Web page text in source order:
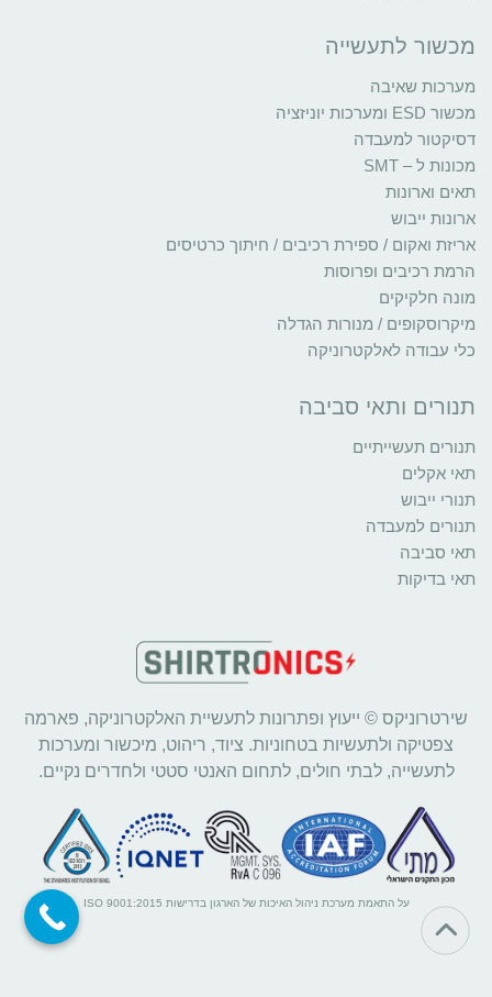
מכשור לתעשייה
מערכות שאיבה
מכשור ESD ומערכות יוניזציה
דסיקטור למעבדה
מכונות ל – SMT
תאים וארונות
ארונות ייבוש
אריזת ואקום / ספירת רכיבים / חיתוך כרטיסים
הרמת רכיבים ופרוסות
מונה חלקיקים
מיקרוסקופים / מנורות הגדלה
כלי עבודה לאלקטרוניקה
תנורים ותאי סביבה
תנורים תעשייתיים
תאי אקלים
תנורי ייבוש
תנורים למעבדה
תאי סביבה
תאי בדיקות
שירטרוניקס © ייעוץ ופתרונות לתעשיית האלקטרוניקה, פארמה
צפטיקה ולתעשיות בטחוניות. ציוד, ריהוט, מיכשור ומערכות
לתעשייה, לבתי חולים, לתחום האנטי סטטי ולחדרים נקיים.
על התאמת מערכת ניהול האיכות של הארגון בדרישות ISO 9001:2015